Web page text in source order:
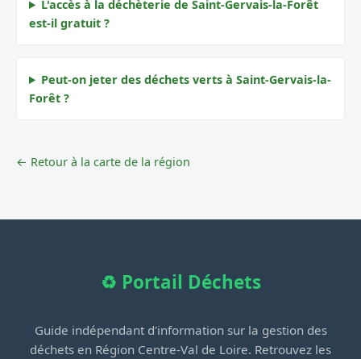
L'accès à la déchèterie de Saint-Gervais-la-Forêt
est-il gratuit ?
Peut-on jeter des déchets verts à Saint-Gervais-la-
Forêt ?
← Retour à la carte de la région
♻️ Portail Déchets
Guide indépendant d'information sur la gestion des
déchets en Région Centre-Val de Loire. Retrouvez les